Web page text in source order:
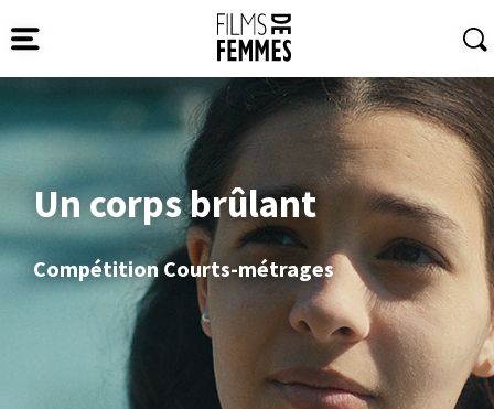
Un corps brûlant
Compétition Courts-métrages